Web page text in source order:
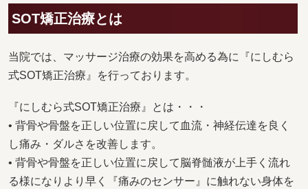
SOT矯正治療とは
当院では、マッサージ治療の効果を高める為に『にしむら
式SOT矯正治療』を行っております。
『にしむら式SOT矯正治療』とは・・・
• 背骨や骨盤を正しい位置に戻して血流・神経伝達を良く
し痛み・ダルさを改善します。
• 背骨や骨盤を正しい位置に戻して脳脊髄液が上手く流れ
る様になりより早く『痛みのセンサー』に触れない身体を